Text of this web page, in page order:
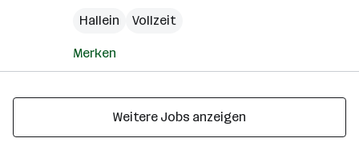
Hallein
Vollzeit
Merken
Weitere Jobs anzeigen